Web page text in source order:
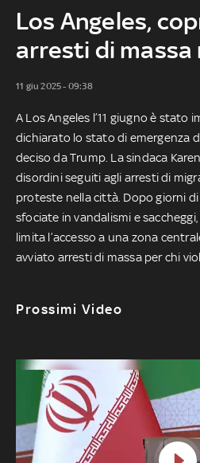
Los Angeles,
arresti di
11 giu 2025 - 09:38
A Los Angeles l’11 giugno è stato
dichiarato lo stato di emergenza
deciso da Trump. La sindaca
disordini seguiti agli arresti di
proteste nella città. Dopo giorni
sfociate in vandalismi e
limita l’accesso a una zona
avviato arresti di massa per chi
Prossimi Video